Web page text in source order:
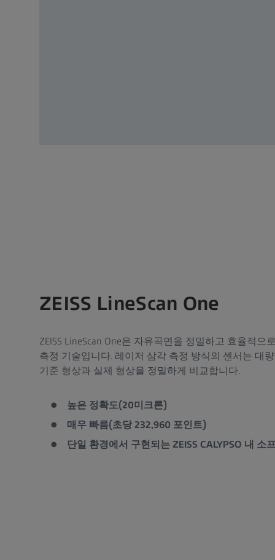
ZEISS LineScan One
ZEISS LineScan One은 자유곡면을 정밀하고 효율적으
측정 기술입니다. 레이저 삼각 측정 방식의 센서는 대
기준 형상과 실제 형상을 정밀하게 비교합니다.
높은 정확도(20미크론)
매우 빠름(초당 232,960 포인트)
단일 환경에서 구현되는 ZEISS CALYPSO 내 소